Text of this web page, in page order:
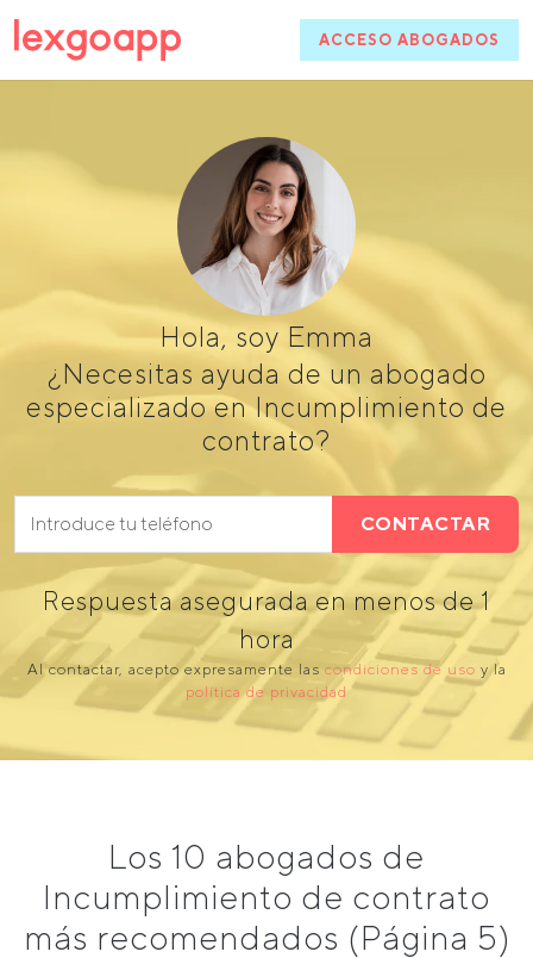
ACCESO ABOGADOS
Hola, soy Emma
¿Necesitas ayuda de un abogado
especializado en Incumplimiento de
contrato?
CONTACTAR
Respuesta asegurada en menos de 1
hora
Al contactar, acepto expresamente las condiciones de uso y la
política de privacidad
Los 10 abogados de
Incumplimiento de contrato
más recomendados (Página 5)